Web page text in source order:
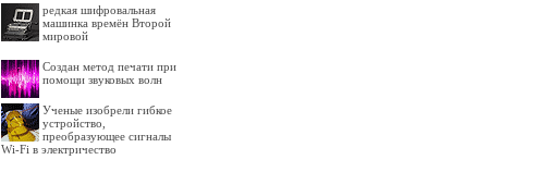
редкая шифровальная
машинка времён Второй
мировой
Создан метод печати при
помощи звуковых волн
Ученые изобрели гибкое
устройство,
преобразующее сигналы
Wi-Fi в электричество